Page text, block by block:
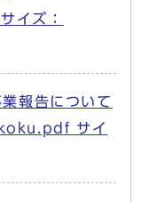
イズ：
報告について
サイ